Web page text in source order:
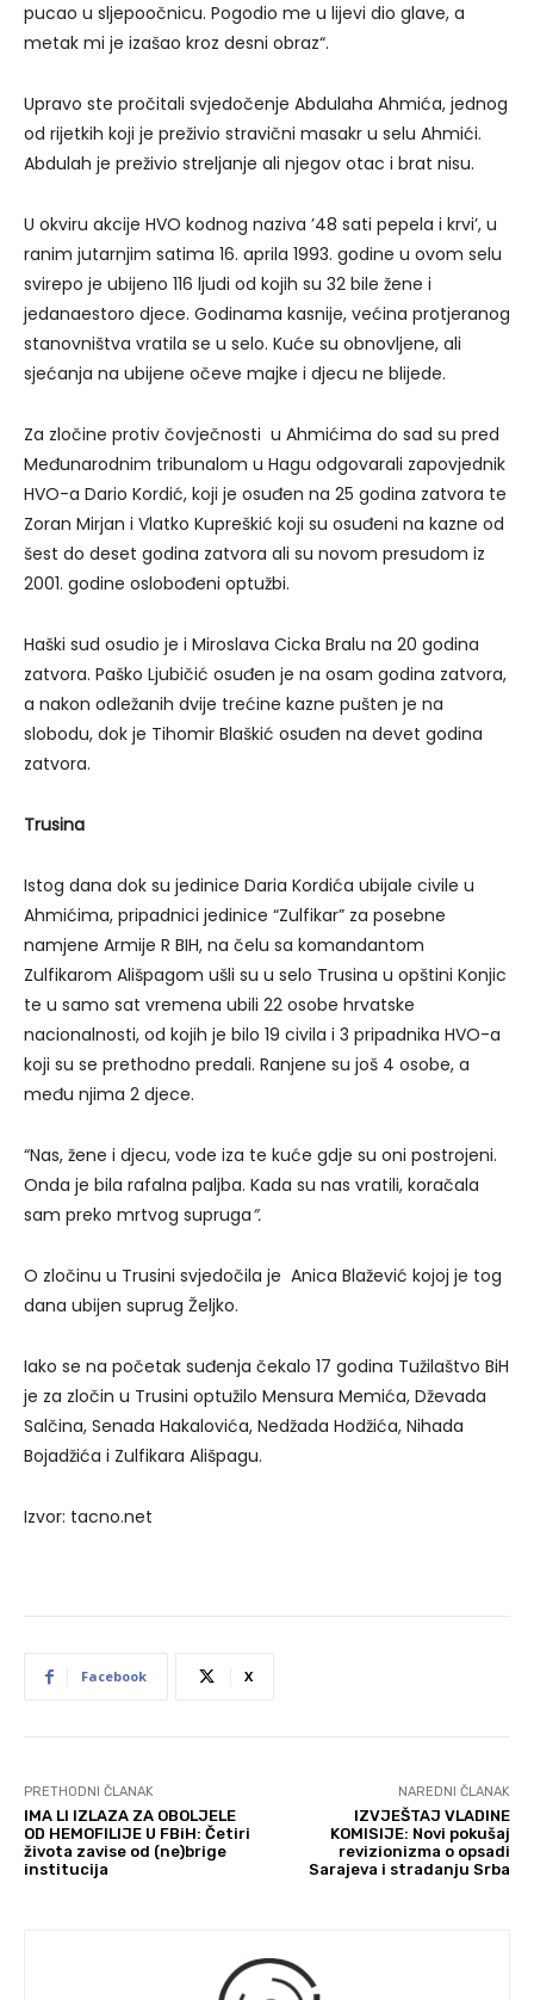
pucao u sljepoočnicu. Pogodio me u lijevi dio glave, a
metak mi je izašao kroz desni obraz“.
Upravo ste pročitali svjedočenje Abdulaha Ahmića, jednog
od rijetkih koji je preživio stravični masakr u selu Ahmići.
Abdulah je preživio streljanje ali njegov otac i brat nisu.
U okviru akcije HVO kodnog naziva ’48 sati pepela i krvi’, u
ranim jutarnjim satima 16. aprila 1993. godine u ovom selu
svirepo je ubijeno 116 ljudi od kojih su 32 bile žene i
jedanaestoro djece. Godinama kasnije, većina protjeranog
stanovništva vratila se u selo. Kuće su obnovljene, ali
sjećanja na ubijene očeve majke i djecu ne blijede.
Za zločine protiv čovječnosti u Ahmićima do sad su pred
Međunarodnim tribunalom u Hagu odgovarali zapovjednik
HVO-a Dario Kordić, koji je osuđen na 25 godina zatvora te
Zoran Mirjan i Vlatko Kupreškić koji su osuđeni na kazne od
šest do deset godina zatvora ali su novom presudom iz
2001. godine oslobođeni optužbi.
Haški sud osudio je i Miroslava Cicka Bralu na 20 godina
zatvora. Paško Ljubičić osuđen je na osam godina zatvora,
a nakon odležanih dvije trećine kazne pušten je na
slobodu, dok je Tihomir Blaškić osuđen na devet godina
zatvora.
Trusina
Istog dana dok su jedinice Daria Kordića ubijale civile u
Ahmićima, pripadnici jedinice “Zulfikar” za posebne
namjene Armije R BIH, na čelu sa komandantom
Zulfikarom Ališpagom ušli su u selo Trusina u opštini Konjic
te u samo sat vremena ubili 22 osobe hrvatske
nacionalnosti, od kojih je bilo 19 civila i 3 pripadnika HVO-a
koji su se prethodno predali. Ranjene su još 4 osobe, a
među njima 2 djece.
“Nas, žene i djecu, vode iza te kuće gdje su oni postrojeni.
Onda je bila rafalna paljba. Kada su nas vratili, koračala
sam preko mrtvog supruga”.
O zločinu u Trusini svjedočila je Anica Blažević kojoj je tog
dana ubijen suprug Željko.
Iako se na početak suđenja čekalo 17 godina Tužilaštvo BiH
je za zločin u Trusini optužilo Mensura Memića, Dževada
Salčina, Senada Hakalovića, Nedžada Hodžića, Nihada
Bojadžića i Zulfikara Ališpagu.
Izvor: tacno.net
Facebook X
PRETHODNI ČLANAK
IMA LI IZLAZA ZA OBOLJELE
OD HEMOFILIJE U FBiH: Četiri
života zavise od (ne)brige
institucija
NAREDNI ČLANAK
IZVJEŠTAJ VLADINE
KOMISIJE: Novi pokušaj
revizionizma o opsadi
Sarajeva i stradanju Srba